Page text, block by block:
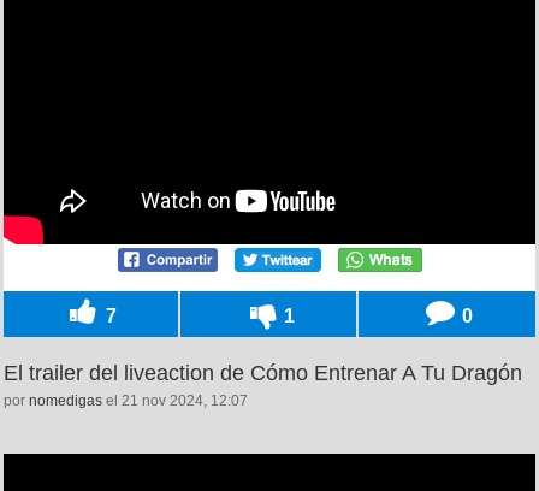
7 1 0
El trailer del liveaction de Cómo Entrenar A Tu Dragón
por nomedigas el 21 nov 2024, 12:07